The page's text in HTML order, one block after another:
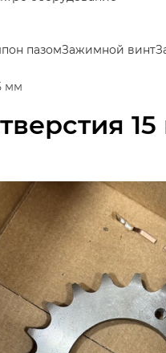
пазомЗажимной винт
мм